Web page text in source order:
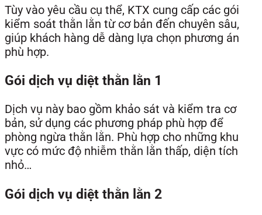
Tùy vào yêu cầu cụ thể, KTX cung cấp các gói
kiểm soát thằn lằn từ cơ bản đến chuyên sâu,
giúp khách hàng dễ dàng lựa chọn phương án
phù hợp.
Gói dịch vụ diệt thằn lằn 1
Dịch vụ này bao gồm khảo sát và kiểm tra cơ
bản, sử dụng các phương pháp phù hợp để
phòng ngừa thằn lằn. Phù hợp cho những khu
vực có mức độ nhiễm thằn lằn thấp, diện tích
nhỏ…
Gói dịch vụ diệt thằn lằn 2